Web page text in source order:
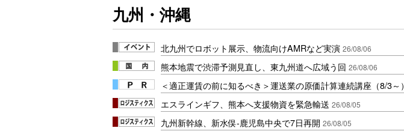
九州・沖縄
北九州でロボット展示、物流向けAMRなど実演 26/08/06
熊本地震で渋滞予測見直し、東九州道へ広域う回 26/08/06
＜適正運賃の前に知るべき＞運送業の原価計算連続講座（8/3～）
エスラインギフ、熊本へ支援物資を緊急輸送 26/08/05
九州新幹線、新水俣-鹿児島中央で7日再開 26/08/05